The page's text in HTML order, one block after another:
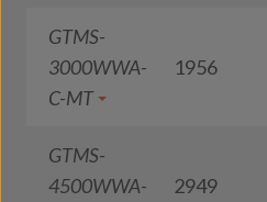
GTMS-
3000WWA-
C-MT
1956
GTMS-
4500WWA-
2949